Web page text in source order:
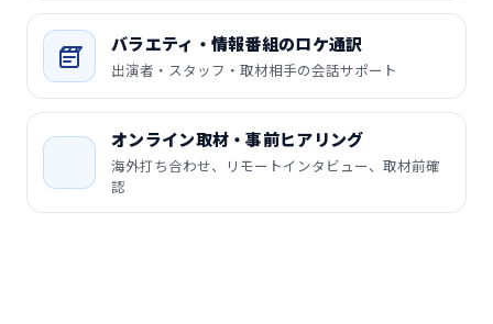
バラエティ・情報番組のロケ通訳
出演者・スタッフ・取材相手の会話サポート
オンライン取材・事前ヒアリング
海外打ち合わせ、リモートインタビュー、取材前確
認